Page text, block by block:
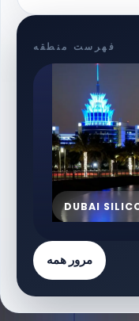
فهرست منطقه
DUBAI
مرور همه